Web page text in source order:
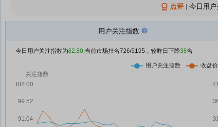
入103股
安集科技：融资净偿还5709.14万
07-30
这些城市挤进了长鑫科技的“朋友
07-14
点评| 今日用
用户关注指数
今日用户关注指数为82.80,当前市场排名726/5195，较昨日下降38名